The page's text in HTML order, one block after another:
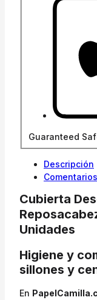
Guaranteed
Descripción
Cubierta
Unidades
Higiene y
sillones y
En